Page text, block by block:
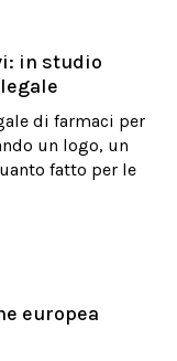
in studio
di farmaci per
un logo, un
fatto per le
europea